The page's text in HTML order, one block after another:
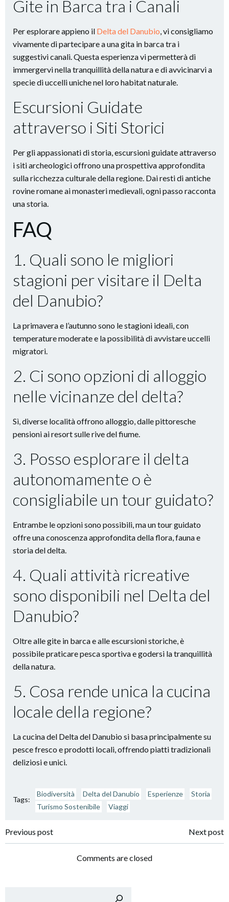
Gite in Barca tra i Canali
Per esplorare appieno il Delta del Danubio, vi consigliamo
vivamente di partecipare a una gita in barca tra i
suggestivi canali. Questa esperienza vi permetterà di
immergervi nella tranquillità della natura e di avvicinarvi a
specie di uccelli uniche nel loro habitat naturale.
Escursioni Guidate
attraverso i Siti Storici
Per gli appassionati di storia, escursioni guidate attraverso
i siti archeologici offrono una prospettiva approfondita
sulla ricchezza culturale della regione. Dai resti di antiche
rovine romane ai monasteri medievali, ogni passo racconta
una storia.
FAQ
1. Quali sono le migliori
stagioni per visitare il Delta
del Danubio?
La primavera e l’autunno sono le stagioni ideali, con
temperature moderate e la possibilità di avvistare uccelli
migratori.
2. Ci sono opzioni di alloggio
nelle vicinanze del delta?
Sì, diverse località offrono alloggio, dalle pittoresche
pensioni ai resort sulle rive del fiume.
3. Posso esplorare il delta
autonomamente o è
consigliabile un tour guidato?
Entrambe le opzioni sono possibili, ma un tour guidato
offre una conoscenza approfondita della flora, fauna e
storia del delta.
4. Quali attività ricreative
sono disponibili nel Delta del
Danubio?
Oltre alle gite in barca e alle escursioni storiche, è
possibile praticare pesca sportiva e godersi la tranquillità
della natura.
5. Cosa rende unica la cucina
locale della regione?
La cucina del Delta del Danubio si basa principalmente su
pesce fresco e prodotti locali, offrendo piatti tradizionali
deliziosi e unici.
Tags:
Biodiversità Delta del Danubio Esperienze
Storia
Turismo Sostenibile
Viaggi
Post
navigation
Previous post
navigation
Next post
Comments are closed